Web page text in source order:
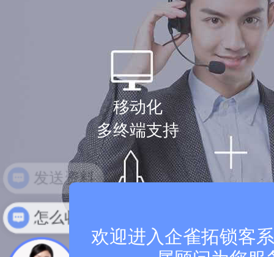
移动化
多终端支持
怎么收费
欢迎进入企雀拓锁客